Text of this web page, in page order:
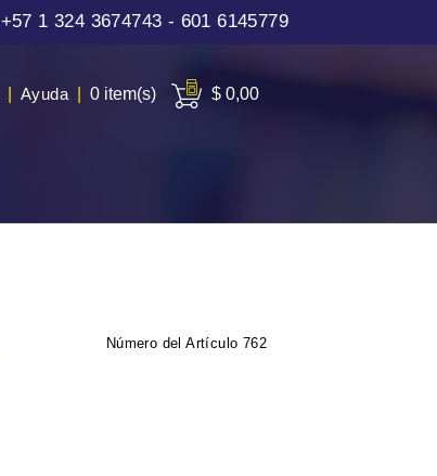
+57 1 324 3674743 - 601 6145779
Ayuda 0 item(s) $ 0,00
Número del Artículo 762